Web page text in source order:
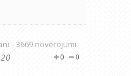
- 3669 novērojumi
0
0